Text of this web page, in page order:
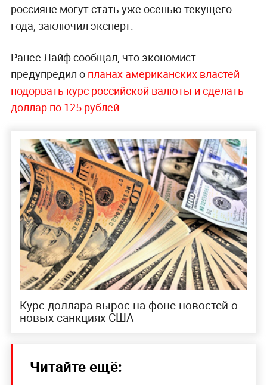
россияне могут стать уже осенью текущего
года, заключил эксперт.
Ранее Лайф сообщал, что экономист
предупредил о планах американских властей
подорвать курс российской валюты и сделать
доллар по 125 рублей.
Курс доллара вырос на фоне новостей о
новых санкциях США
Читайте ещё: